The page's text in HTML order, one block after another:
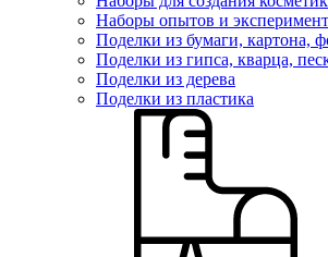
Наборы опытов и
Поделки из бумаги, картона,
Поделки из гипса, кварца,
Поделки из дерева
Поделки из пластика